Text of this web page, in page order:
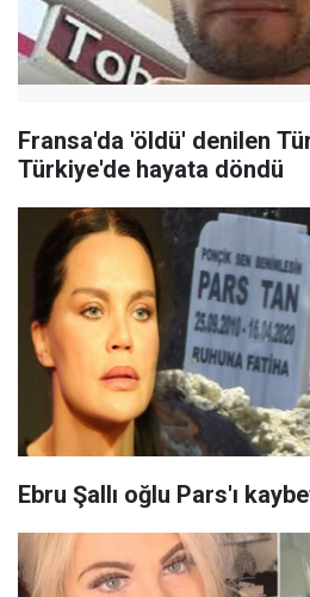
Fransa'da 'öldü' denilen
Türkiye'de hayata döndü
Ebru Şallı oğlu Pars'ı